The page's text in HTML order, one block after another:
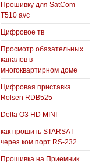
Прошивку для SatCom
T510 avc
Цифровое тв
Просмотр обязательных
каналов в
многоквартирном доме
Цифровая приставка
Rolsen RDB525
Delta O3 HD MINI
как прошить STARSAT
через ком порт RS-232
Прошивка на Приемник